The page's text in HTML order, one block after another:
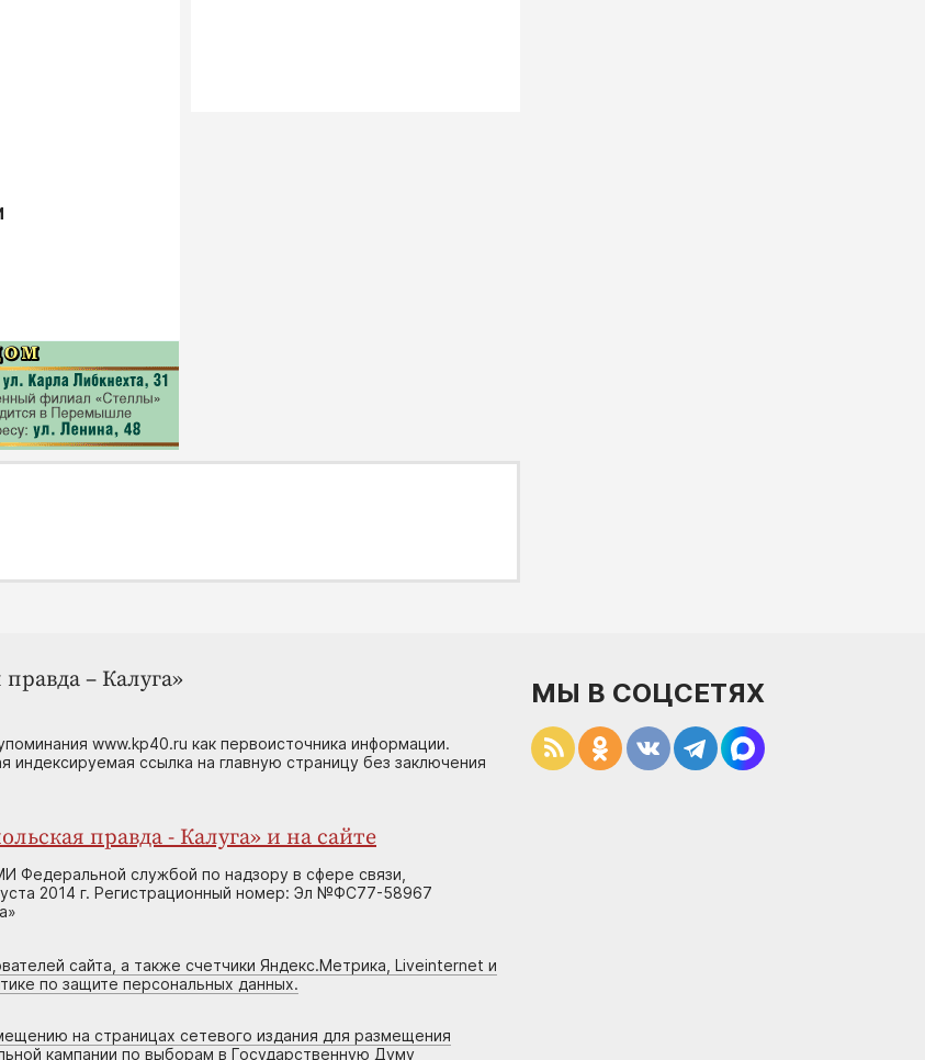
– Калуга»
www.kp40.ru как первоисточника информации.
индексируемая ссылка на главную страницу без заключения
правда - Калуга» и на сайте
Федеральной службой по надзору в сфере связи,
2014 г. Регистрационный номер: Эл №ФС77-58967
сайта, а также счетчики Яндекс.Метрика, Liveinternet и
по защите персональных данных.
на страницах сетевого издания для размещения
кампании по выборам в Государственную Думу
МЫ В СОЦСЕТЯХ